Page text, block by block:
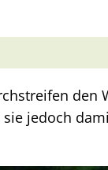
den
jedoch